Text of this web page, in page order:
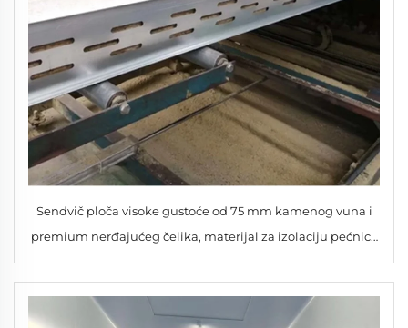
Sendvič ploča visoke gustoće od 75 mm kamenog vuna i
premium nerđajućeg čelika, materijal za izolaciju pećnica
za skladišta, hladnjače i radionice